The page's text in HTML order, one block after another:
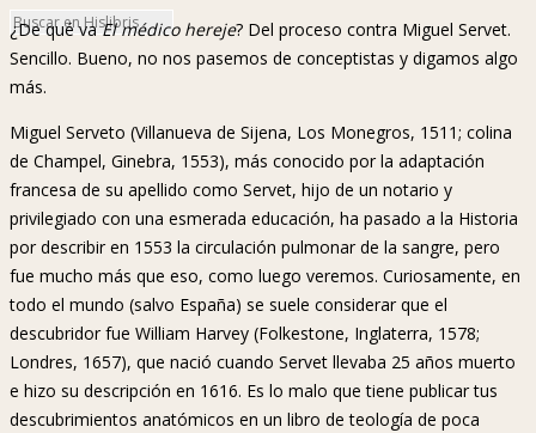
¿De qué vaEl médico hereje? Del proceso contra Miguel Servet.
Sencillo. Bueno, no nos pasemos de conceptistas y digamos algo
más.
Miguel Serveto (Villanueva de Sijena, Los Monegros, 1511; colina
de Champel, Ginebra, 1553), más conocido por la adaptación
francesa de su apellido como Servet, hijo de un notario y
privilegiado con una esmerada educación, ha pasado a la Historia
por describir en 1553 la circulación pulmonar de la sangre, pero
fue mucho más que eso, como luego veremos. Curiosamente, en
todo el mundo (salvo España) se suele considerar que el
descubridor fue William Harvey (Folkestone, Inglaterra, 1578;
Londres, 1657), que nació cuando Servet llevaba 25 años muerto
e hizo su descripción en 1616. Es lo malo que tiene publicar tus
descubrimientos anatómicos en un libro de teología de poca